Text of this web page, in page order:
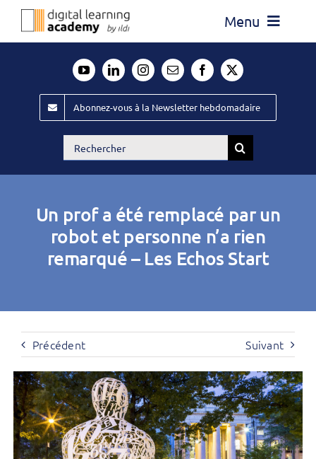
Passer
Menu
Évènements ILDI
Offres d’emploi
Publiez
Contact
Abonnez-vous à la Newsletter hebdomadaire
Rechercher:
Un prof a été remplacé par un
robot et personne n’a rien
remarqué – Les Echos Start
Précédent Suivant